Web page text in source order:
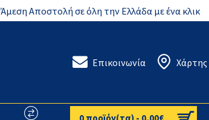
Άμεση Αποστολή σε όλη την Ελλάδα με ένα κλικ
Επικοινωνία Χάρτης